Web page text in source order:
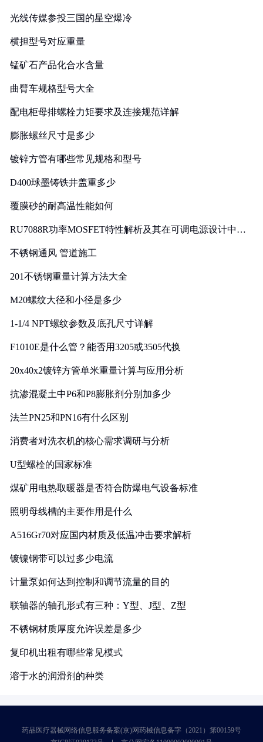
光线传媒参投三国的星空爆冷
横担型号对应重量
锰矿石产品化合水含量
曲臂车规格型号大全
配电柜母排螺栓力矩要求及连接规范详解
膨胀螺丝尺寸是多少
镀锌方管有哪些常见规格和型号
D400球墨铸铁井盖重多少
覆膜砂的耐高温性能如何
RU7088R功率MOSFET特性解析及其在可调电源设计中的
不锈钢通风 管道施工
201不锈钢重量计算方法大全
M20螺纹大径和小径是多少
1-1/4 NPT螺纹参数及底孔尺寸详解
F1010E是什么管？能否用3205或3505代换
20x40x2镀锌方管单米重量计算与应用分析
抗渗混凝土中P6和P8膨胀剂分别加多少
法兰PN25和PN16有什么区别
消费者对洗衣机的核心需求调研与分析
U型螺栓的国家标准
煤矿用电热取暖器是否符合防爆电气设备标准
照明母线槽的主要作用是什么
A516Gr70对应国内材质及低温冲击要求解析
镀镍钢带可以过多少电流
计量泵如何达到控制和调节流量的目的
联轴器的轴孔形式有三种：Y型、J型、Z型
不锈钢材质厚度允许误差是多少
复印机出租有哪些常见模式
溶于水的润滑剂的种类
药品医疗器械网络信息服务备案(京)网药械信息备字（2021）第00159号